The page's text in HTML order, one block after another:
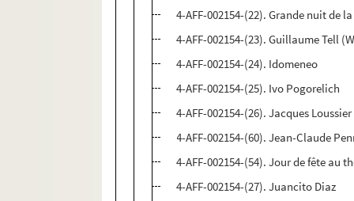
4-AFF-002154-(22). Grande nuit de
4-AFF-002154-(23). Guillaume Tell
4-AFF-002154-(24). Idomeneo
4-AFF-002154-(25). Ivo Pogorelich
4-AFF-002154-(26). Jacques
4-AFF-002154-(60). Jean-Claude
4-AFF-002154-(54). Jour de fête au
4-AFF-002154-(27). Juancito Diaz